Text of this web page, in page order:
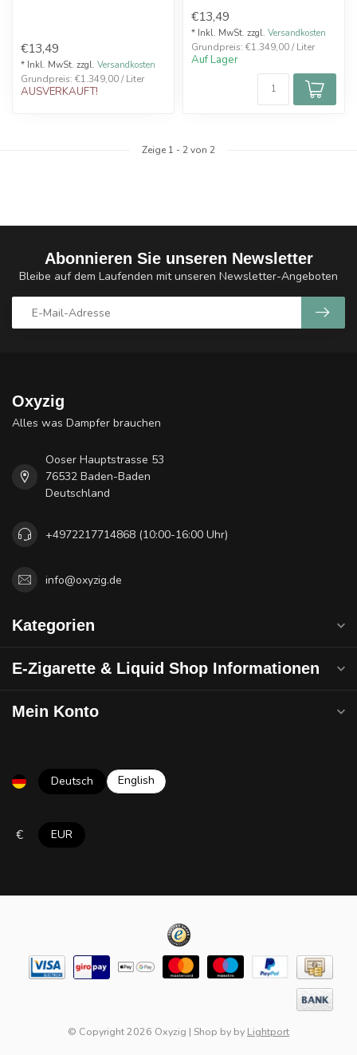
€13,49
* Inkl. MwSt. zzgl. Versandkosten
Grundpreis: €1.349,00 / Liter
AUSVERKAUFT!
Aromenschmiede Ver...
€13,49
* Inkl. MwSt. zzgl. Versandkosten
Grundpreis: €1.349,00 / Liter
Auf Lager
Zeige 1 - 2von 2
Abonnieren Sie unseren Newsletter
Bleibe auf dem Laufenden mit unseren Newsletter-Angeboten
Oxyzig
Alles was Dampfer brauchen
Ooser Hauptstrasse 53
76532 Baden-Baden
Deutschland
+4972217714868 (10:00-16:00 Uhr)
info@oxyzig.de
Kategorien
E-Zigarette & Liquid Shop Informationen
Mein Konto
Deutsch English
€ EUR
© Copyright 2026 Oxyzig | Shop by by Lightport